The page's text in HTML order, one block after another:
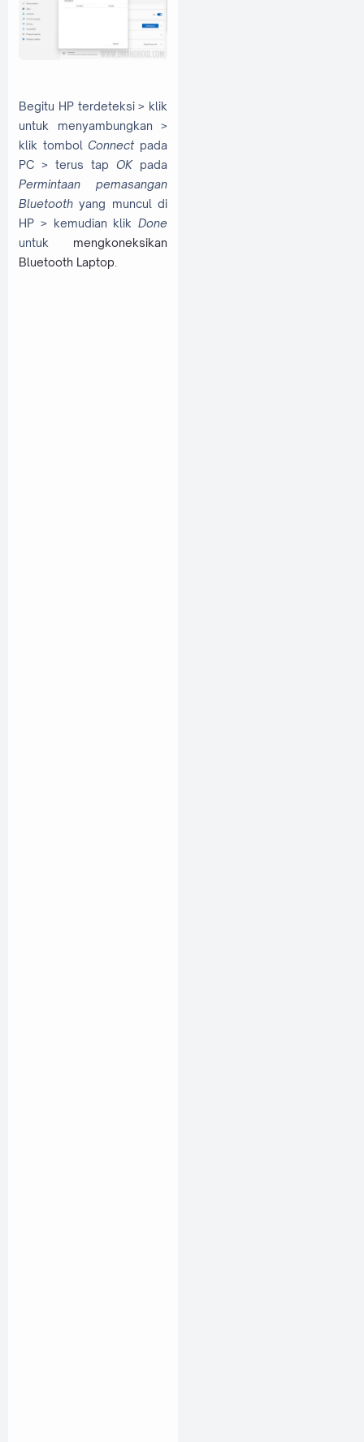
Begitu HP terdeteksi > klik
untuk menyambungkan >
klik tombolConnect pada
PC > terus tap OKpada
Permintaan pemasangan
Bluetooth yang muncul di
HP > kemudian klik Done
untuk mengkoneksikan
Bluetooth Laptop